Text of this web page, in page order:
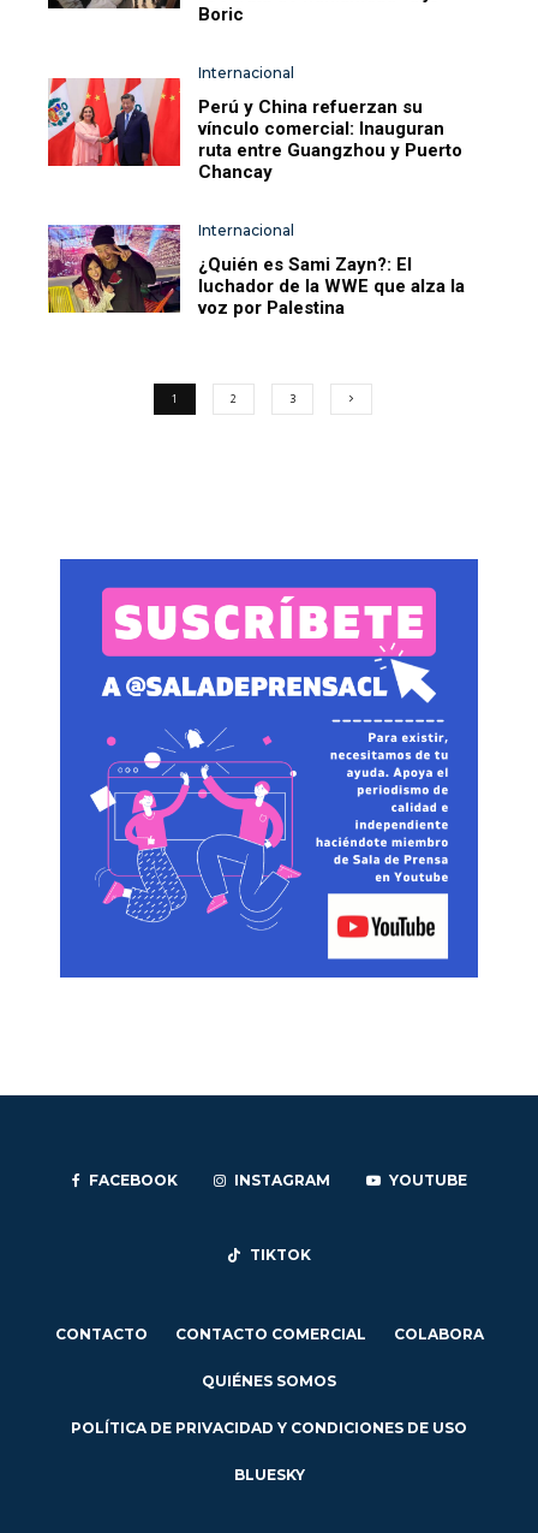
Boric
Internacional
Perú y China refuerzan su
vínculo comercial: Inauguran
ruta entre Guangzhou y Puerto
Chancay
Internacional
¿Quién es Sami Zayn?: El
luchador de la WWE que alza la
voz por Palestina
1 2 3
FACEBOOK INSTAGRAM YOUTUBE
TIKTOK
CONTACTO CONTACTO COMERCIAL COLABORA
QUIÉNES SOMOS
POLÍTICA DE PRIVACIDAD Y CONDICIONES DE USO
BLUESKY